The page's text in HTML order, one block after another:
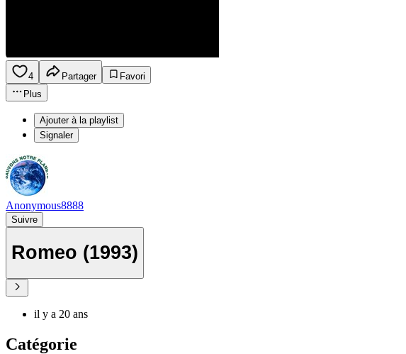
4 Partager
Favori
Plus
Ajouter à la playlist
Signaler
Anonymous8888
Suivre
Romeo (1993)
il y a 20 ans
Catégorie